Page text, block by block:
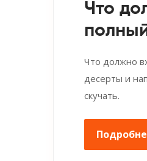
Что
Что должно
десерты и
скучать.